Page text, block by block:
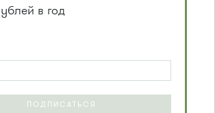
в год
ПОДПИСАТЬСЯ